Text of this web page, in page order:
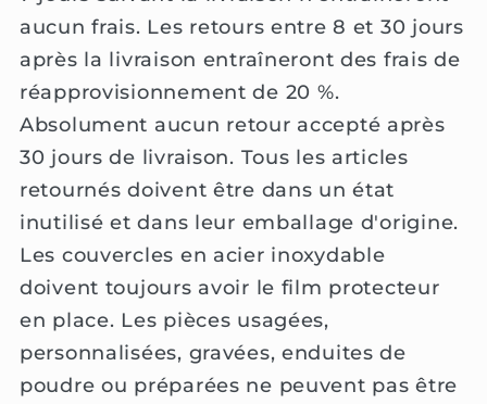
aucun frais. Les retours entre 8 et 30 jours
après la livraison entraîneront des frais de
réapprovisionnement de 20 %.
Absolument aucun retour accepté après
30 jours de livraison. Tous les articles
retournés doivent être dans un état
inutilisé et dans leur emballage d'origine.
Les couvercles en acier inoxydable
doivent toujours avoir le film protecteur
en place. Les pièces usagées,
personnalisées, gravées, enduites de
poudre ou préparées ne peuvent pas être